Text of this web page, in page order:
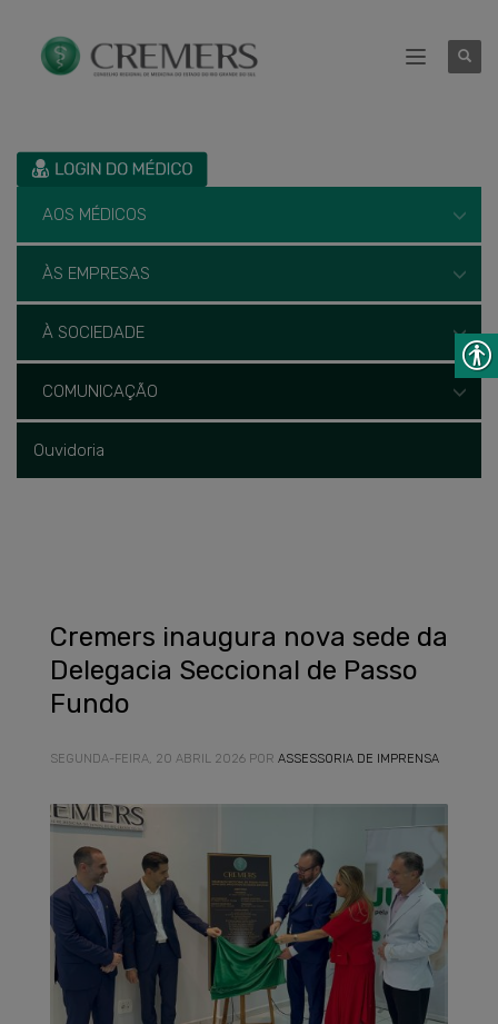
AOS MÉDICOS
ÀS EMPRESAS
À SOCIEDADE
COMUNICAÇÃO
Ouvidoria
Cremers inaugura nova sede da
Delegacia Seccional de Passo
Fundo
SEGUNDA-FEIRA, 20 ABRIL 2026 POR ASSESSORIA DE IMPRENSA